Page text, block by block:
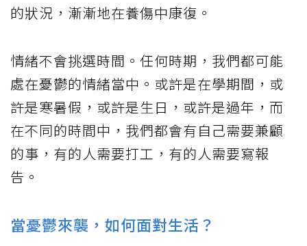
的狀況，漸漸地在養傷中康復。
情緒不會挑選時間。任何時期，我們都可能
處在憂鬱的情緒當中。或許是在學期間，或
許是寒暑假，或許是生日，或許是過年，而
在不同的時間中，我們都會有自己需要兼顧
的事，有的人需要打工，有的人需要寫報
告。
當憂鬱來襲，如何面對生活？